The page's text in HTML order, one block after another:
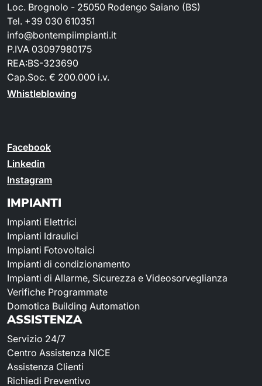
Loc. Brognolo - 25050 Rodengo Saiano (BS)
Tel. +39 030 610351
info@bontempiimpianti.it
P.IVA 03097980175
REA:BS-323690
Cap.Soc. € 200.000 i.v.
Whistleblowing
Facebook
Linkedin
Instagram
IMPIANTI
Impianti Elettrici
Impianti Idraulici
Impianti Fotovoltaici
Impianti di condizionamento
Impianti di Allarme, Sicurezza e Videosorveglianza
Verifiche Programmate
Domotica Building Automation
ASSISTENZA
Servizio 24/7
Centro Assistenza NICE
Assistenza Clienti
Richiedi Preventivo